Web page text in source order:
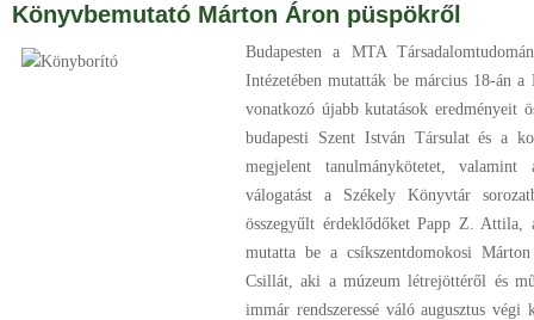
Könyvbemutató Márton Áron püspökről
Budapesten a MTA
Intézetében mutatták be március 18-án
vonatkozó újabb kutatások eredményeit
budapesti Szent István Társulat és a
megjelent tanulmánykötetet,
válogatást a Székely Könyvtár
összegyűlt érdeklődőket Papp Z. Attila,
mutatta be a csíkszentdomokosi
Csillát, aki a múzeum létrejöttéről és
immár rendszeressé váló augusztus végi